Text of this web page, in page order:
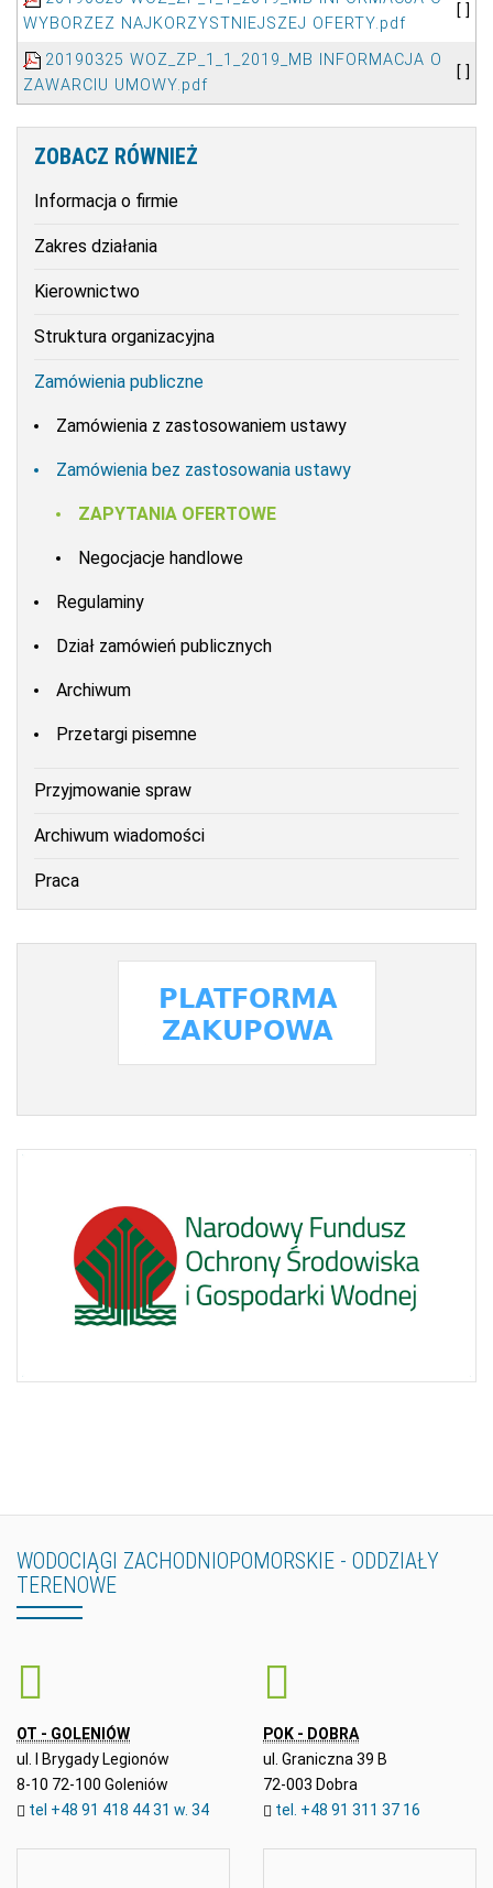
WYBORZEZ NAJKORZYSTNIEJSZEJ OFERTY.pdf
[ ]
20190325 WOZ_ZP_1_1_2019_MB INFORMACJA O
ZAWARCIU UMOWY.pdf
[ ]
ZOBACZ RÓWNIEŻ
Informacja o firmie
Zakres działania
Kierownictwo
Struktura organizacyjna
Zamówienia publiczne
Zamówienia z zastosowaniem ustawy
Zamówienia bez zastosowania ustawy
ZAPYTANIA OFERTOWE
Negocjacje handlowe
Regulaminy
Dział zamówień publicznych
Archiwum
Przetargi pisemne
Przyjmowanie spraw
Archiwum wiadomości
Praca
WODOCIĄGI ZACHODNIOPOMORSKIE - ODDZIAŁY
TERENOWE
OT - GOLENIÓW
ul. I Brygady Legionów
8-10 72-100 Goleniów
tel +48 91 418 44 31 w. 34
POK - DOBRA
ul. Graniczna 39 B
72-003 Dobra
tel. +48 91 311 37 16